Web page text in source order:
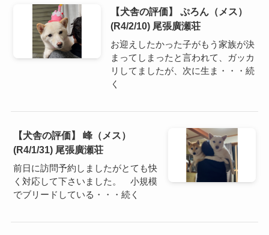
【犬舎の評価】 ぷろん（メス）
(R4/2/10) 尾張廣瀬荘
お迎えしたかった子がもう家族が決
まってしまったと言われて、ガッカ
リしてましたが、次に生ま・・・続
く
【犬舎の評価】 峰（メス）
(R4/1/31) 尾張廣瀬荘
前日に訪問予約しましたがとても快
く対応して下さいました。 小規模
でブリードしている・・・続く